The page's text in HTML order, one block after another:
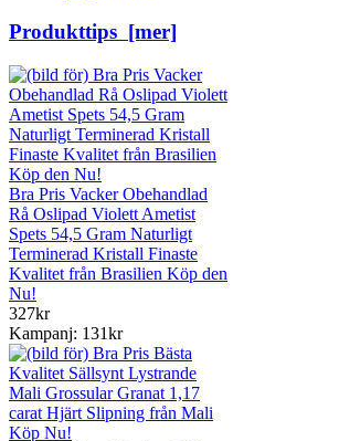
Produkttips [mer]
Bra Pris Vacker Obehandlad
Rå Oslipad Violett Ametist
Spets 54,5 Gram Naturligt
Terminerad Kristall Finaste
Kvalitet från Brasilien Köp den
Nu!
327kr
Kampanj: 131kr